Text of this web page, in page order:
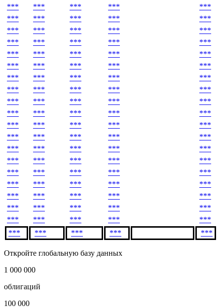
***
*** *** ***
***
***
*** *** ***
***
***
*** *** ***
***
***
*** *** ***
***
***
*** *** ***
***
***
*** *** ***
***
***
*** *** ***
***
***
*** *** ***
***
***
*** *** ***
***
***
*** *** ***
***
***
*** *** ***
***
***
*** *** ***
***
***
*** *** ***
***
***
*** *** ***
***
***
*** *** ***
***
***
*** *** ***
***
***
*** *** ***
***
***
*** *** ***
***
***
*** *** ***
***
***
*** *** ***
***
***
*** *** ***
***
***
*** *** ***
***
***
Откройте глобальную базу данных
1 000 000